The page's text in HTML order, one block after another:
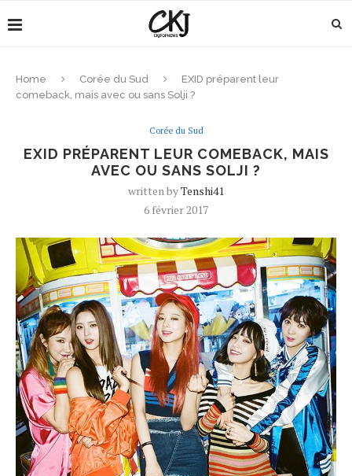
Home Corée du Sud
EXID préparent leur
comeback, mais avec ou sans Solji ?
Corée du Sud
EXID PRÉPARENT LEUR COMEBACK, MAIS
AVEC OU SANS SOLJI ?
written byTenshi41
6 février 2017